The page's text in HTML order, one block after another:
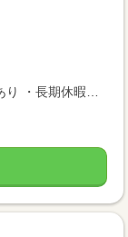
・シフト相談OK ・土日休み ・有給休暇あり ・長期休暇あり ※会社カレンダーによる